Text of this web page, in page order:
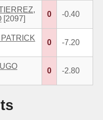
[2097]
0 -0.40
0 -7.20
0 -2.80